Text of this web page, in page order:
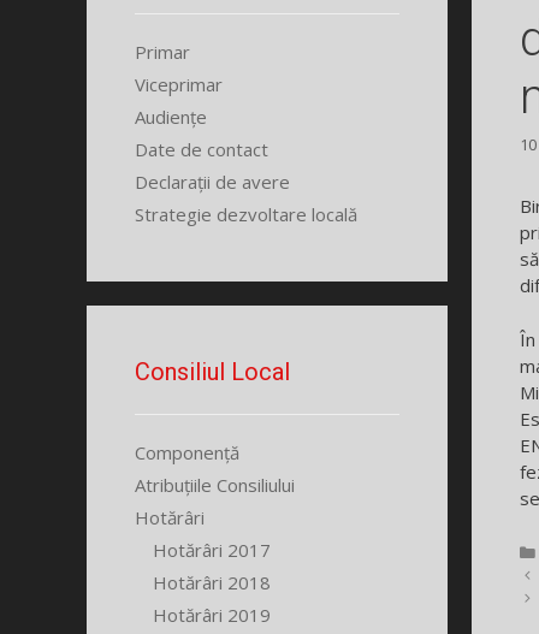
Primar
Viceprimar
Audiențe
Date de contact
Declarații de avere
Strategie dezvoltare locală
Consiliul Local
Componență
Atribuțiile Consiliului
Hotărâri
Hotărâri 2017
Hotărâri 2018
Hotărâri 2019